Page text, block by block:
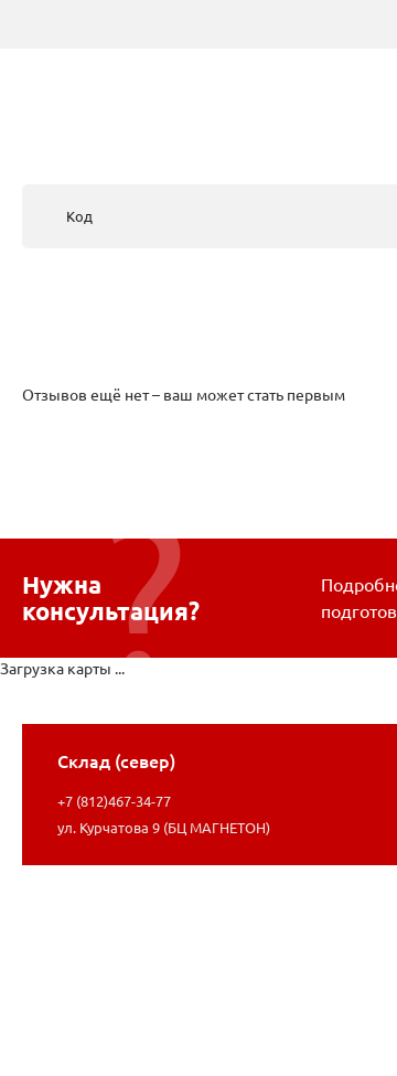
Код
Отзывов ещё нет – ваш может стать первым
Нужна
консультация?
Склад (север)
+7 (812)467-34-77
ул. Курчатова 9 (БЦ МАГНЕТОН)
Загрузка карты ...